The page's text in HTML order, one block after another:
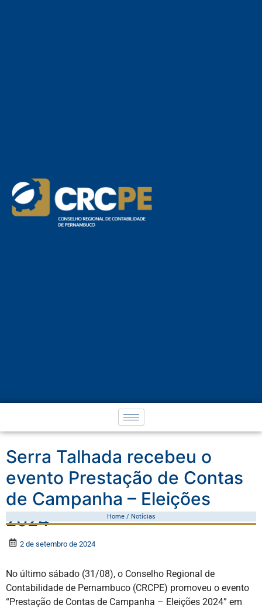
Serra Talhada recebeu o
evento Prestação de Contas
de Campanha – Eleições
2024
Home / Notícias
2 de setembro de 2024
No último sábado (31/08), o Conselho Regional de
Contabilidade de Pernambuco (CRCPE) promoveu o evento
“Prestação de Contas de Campanha – Eleições 2024” em